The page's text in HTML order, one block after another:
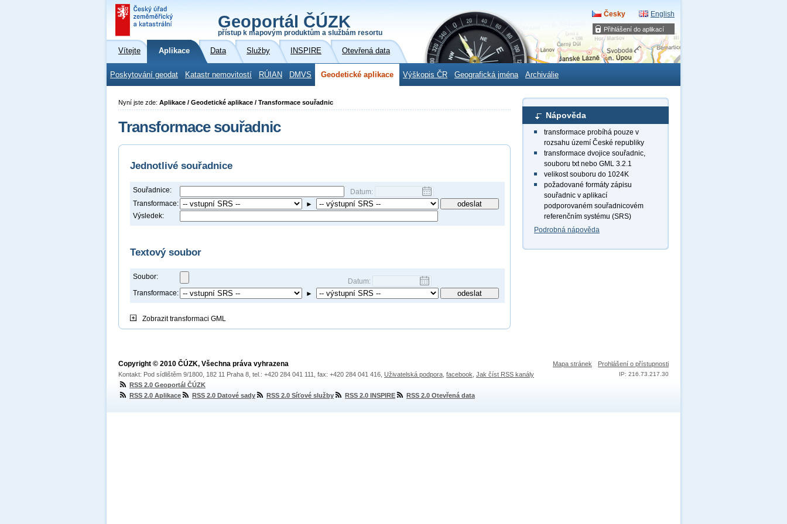
Přihlášení do aplikací
Geoportál ČÚZK
přístup k mapovým produktům a službám resortu
Česky English
Vítejte Aplikace Data Služby INSPIRE Otevřená data
Poskytování geodat Katastr nemovitostí RÚIAN DMVS Geodetické aplikace Výškopis ČR Geografická jména Archiválie
Nápověda
transformace probíhá pouze v
rozsahu území České republiky
transformace dvojice souřadnic,
souboru txt nebo GML 3.2.1
velikost souboru do 1024K
požadované formáty zápisu
souřadnic v aplikací
podporovaném souřadnicovém
referenčním systému (SRS)
Podrobná nápověda
Nyní jste zde: Aplikace / Geodetické aplikace / Transformace souřadnic
Transformace souřadnic
Jednotlivé souřadnice
Souřadnice:
Datum:
Transformace:
►
Výsledek:
Textový soubor
Soubor:
Datum:
Transformace:
►
Zobrazittransformaci GML
Mapa stránek Prohlášení o přístupnosti
IP: 216.73.217.30
Copyright © 2010 ČÚZK, Všechna práva vyhrazena
Kontakt: Pod sídlištěm 9/1800, 182 11 Praha 8, tel.: +420 284 041 111, fax: +420 284 041 416, Uživatelská podpora facebook Jak číst RSS kanály
RSS 2.0 Geoportál ČÚZK
RSS 2.0 Aplikace
RSS 2.0 Datové sady RSS 2.0 Síťové služby RSS 2.0 INSPIRE RSS 2.0 Otevřená data